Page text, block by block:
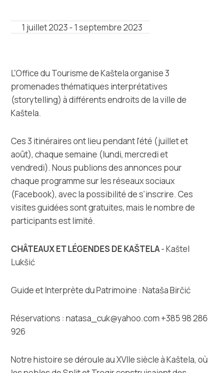
Safe in Dalmatia
+385 21 227 933
Villa Nika, Kamberovo šetalište 30,
21216 Kaštel Stari, Hrvatska
Les directions
1 juillet 2023 - 1 septembre 2023
L'Office du Tourisme de Kaštela organise 3
promenades thématiques interprétatives
(storytelling) à différents endroits de la ville de
Kaštela.
Ces 3 itinéraires ont lieu pendant l'été (juillet et
août), chaque semaine (lundi, mercredi et
vendredi). Nous publions des annonces pour
chaque programme sur les réseaux sociaux
(Facebook), avec la possibilité de s'inscrire. Ces
visites guidées sont gratuites, mais le nombre de
participants est limité.
CHÂTEAUX ET LÉGENDES DE KAŠTELA- Kaštel
Lukšić
Guide et Interprète du Patrimoine : Nataša Birčić
Réservations : natasa_cuk@yahoo.com +385 98 286
926
Notre histoire se déroule au XVIIe siècle à Kaštela, où